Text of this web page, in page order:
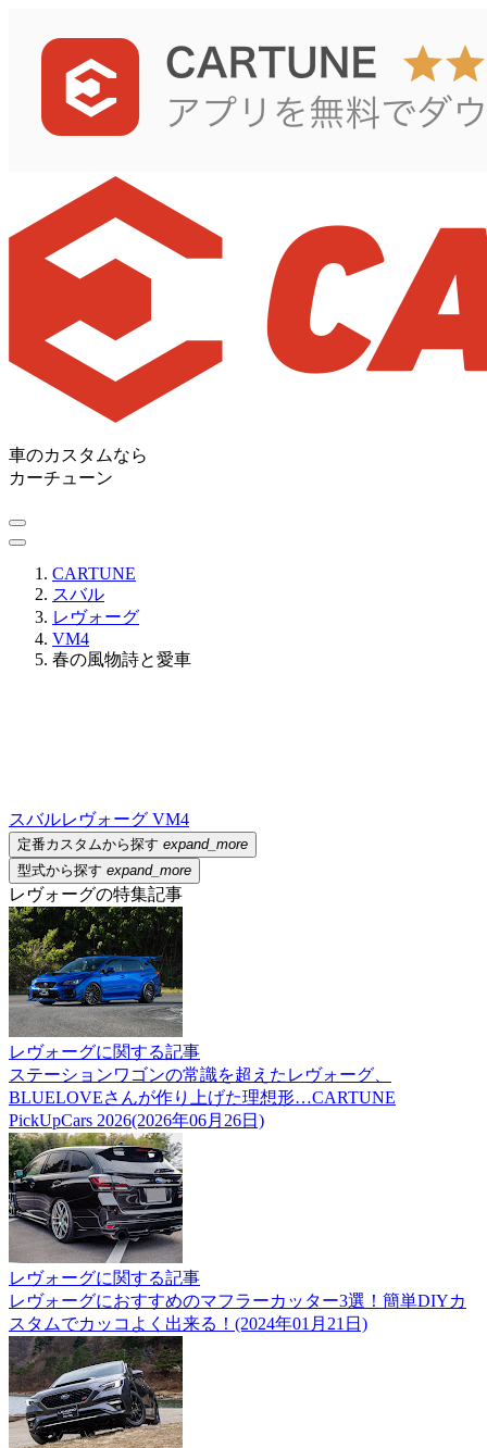
車のカスタムなら
カーチューン
CARTUNE
スバル
レヴォーグ
VM4
春の風物詩と愛車
スバルレヴォーグ VM4
定番カスタムから探す expand_more
型式から探す expand_more
レヴォーグの特集記事
レヴォーグに関する記事
ステーションワゴンの常識を超えたレヴォーグ、
BLUELOVEさんが作り上げた理想形…CARTUNE
PickUpCars 2026(2026年06月26日)
レヴォーグに関する記事
レヴォーグにおすすめのマフラーカッター3選！簡単DIYカ
スタムでカッコよく出来る！(2024年01月21日)